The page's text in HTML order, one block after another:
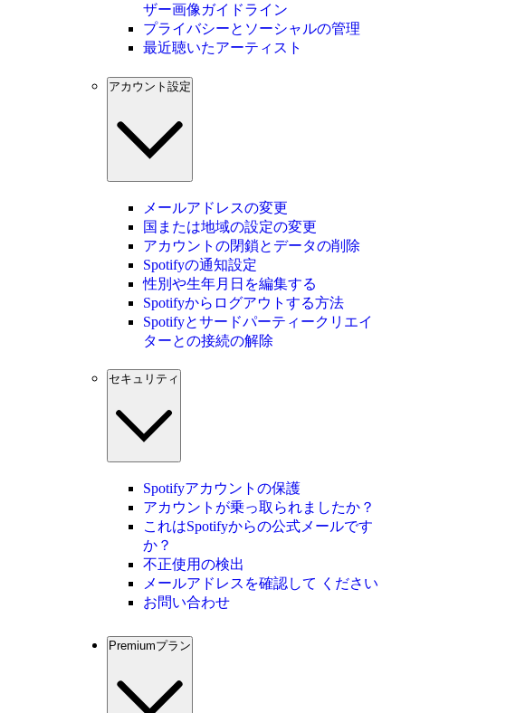
ザー画像ガイドライン
プライバシーとソーシャルの管理
最近聴いたアーティスト
アカウント設定
メールアドレスの変更
国または地域の設定の変更
アカウントの閉鎖とデータの削除
Spotifyの通知設定
性別や生年月日を編集する
Spotifyからログアウトする方法
Spotifyとサードパーティークリエイ
ターとの接続の解除
セキュリティ
Spotifyアカウントの保護
アカウントが乗っ取られましたか？
これはSpotifyからの公式メールです
か？
不正使用の検出
メールアドレスを確認して ください
お問い合わせ
Premiumプラン